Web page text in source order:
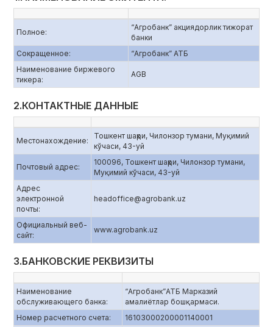
Полное:
“Агробанк” акциядорлик тижорат
банки
Сокращенное:
“Агробанк” АТБ
Наименование биржевого
тикера:
AGB
2.КОНТАКТНЫЕ ДАННЫЕ
Местонахождение:
Тошкент шаҳри, Чилонзор тумани, Муқимий
кўчаси, 43-уй
Почтовый адрес:
100096, Тошкент шаҳри, Чилонзор тумани,
Муқимий кўчаси, 43-уй
Адрес
электронной
почты:
headoffice@agrobank.uz
Официальный веб-
сайт:
www.agrobank.uz
3.БАНКОВСКИЕ РЕКВИЗИТЫ
Наименование
обслуживающего банка:
“Агробанк”АТБ Марказий
амалиётлар бошқармаси.
Номер расчетного счета:
16103000200001140001